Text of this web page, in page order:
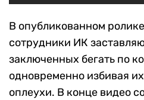
В опубликованном
сотрудники ИК
заключенных бегать по
одновременно избивая
оплеухи. В конце видео